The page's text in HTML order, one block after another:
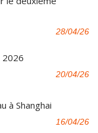
28/04/26
2026
20/04/26
à Shanghai
16/04/26